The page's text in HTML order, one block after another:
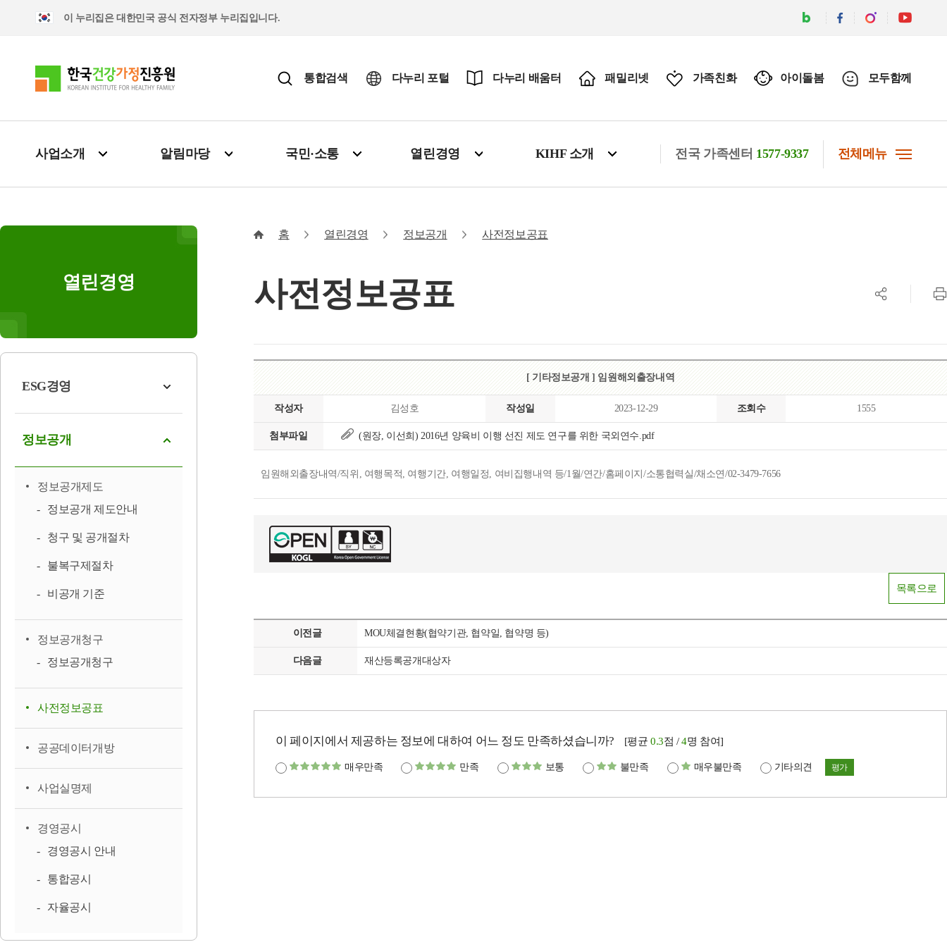
이 누리집은 대한민국 공식 전자정부 누리집입니다.
통합검색 다누리 포털 다누리 배움터 패밀리넷 가족친화 아이돌봄 모두함께
사업소개 알림마당 국민·소통 열린경영 KIHF 소개 전국 가족센터 1577-9337 전체메뉴
열린경영
ESG경영
정보공개
정보공개제도
정보공개 제도안내
청구 및 공개절차
불복구제절차
비공개 기준
정보공개청구
정보공개청구
사전정보공표
공공데이터개방
사업실명제
경영공시
경영공시 안내
통합공시
자율공시
홈 열린경영 정보공개 사전정보공표
사전정보공표
공유하기
[ 기타정보공개 ] 임원해외출장내역
작성자 김성호 작성일 2023-12-29 조회수 1555
첨부파일 (원장, 이선희) 2016년 양육비 이행 선진 제도 연구를 위한 국외연수.pdf
임원해외출장내역/직위, 여행목적, 여행기간, 여행일정, 여비집행내역 등/1월/연간/홈페이지/소통협력실/채소연/02-3479-7656
목록으로
이전글 MOU체결현황(협약기관, 협약일, 협약명 등)
다음글 재산등록공개대상자
이 페이지에서 제공하는 정보에 대하여 어느 정도 만족하셨습니까? [평균0.3점 /4명 참여]
매우만족 만족 보통 불만족 매우불만족 기타의견 평가